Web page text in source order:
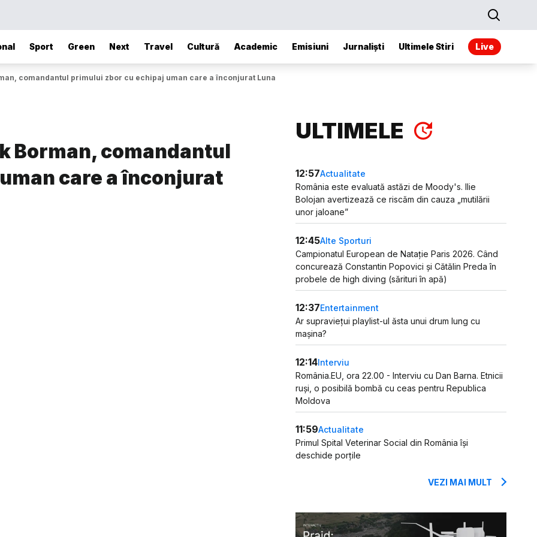
Sport Green Next Travel Cultură Academic Emisiuni Jurnaliști Ultimele Stiri Live
comandantul primului zbor cu echipaj uman care a înconjurat Luna
Borman, comandantul
care a înconjurat
ULTIMELE
12:57Actualitate
România este evaluată astăzi de Moody's. Ilie
Bolojan avertizează ce riscăm din cauza „mutilării
unor jaloane”
12:45Alte Sporturi
Campionatul European de Natație Paris 2026. Când
concurează Constantin Popovici și Cătălin Preda în
probele de high diving (sărituri în apă)
12:37Entertainment
Ar supraviețui playlist-ul ăsta unui drum lung cu
mașina?
12:14Interviu
România.EU, ora 22.00 - Interviu cu Dan Barna. Etnicii
ruși, o posibilă bombă cu ceas pentru Republica
Moldova
11:59Actualitate
Primul Spital Veterinar Social din România își
deschide porțile
VEZI MAI MULT